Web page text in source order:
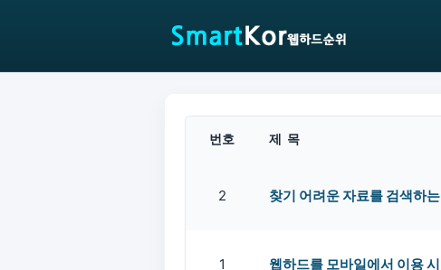
번호 제 목
2 찾기 어려운 자료를 검색하
1 웹하드를 모바일에서 이용